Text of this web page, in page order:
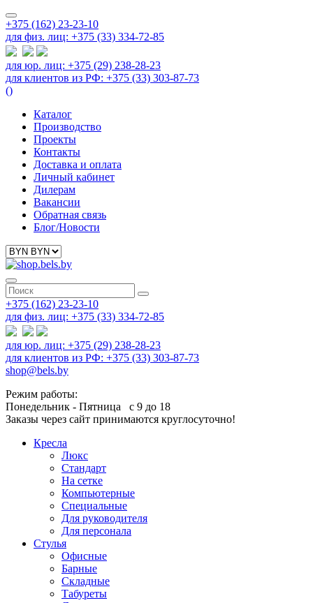
+375 (162) 23-23-10
для физ. лиц: +375 (33) 334-72-85
для юр. лиц: +375 (29) 238-28-23
для клиентов из РФ: +375 (33) 303-87-73
()
Каталог
Производство
Проекты
Контакты
Доставка и оплата
Личный кабинет
Дилерам
Вакансии
Обратная связь
Блог/Новости
+375 (162) 23-23-10
для физ. лиц: +375 (33) 334-72-85
для юр. лиц: +375 (29) 238-28-23
для клиентов из РФ: +375 (33) 303-87-73
shop@bels.by
Режим работы:
Понедельник - Пятница с 9 до 18
Заказы через сайт принимаются круглосуточно!
Кресла
Люкс
Стандарт
На сетке
Компьютерные
Специальные
Для руководителя
Для персонала
Стулья
Офисные
Барные
Складные
Табуреты